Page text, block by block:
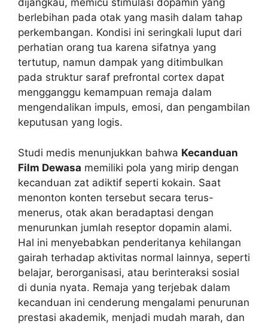
dijangkau, memicu stimulasi dopamin yang
berlebihan pada otak yang masih dalam tahap
perkembangan. Kondisi ini seringkali luput dari
perhatian orang tua karena sifatnya yang
tertutup, namun dampak yang ditimbulkan
pada struktur saraf prefrontal cortex dapat
mengganggu kemampuan remaja dalam
mengendalikan impuls, emosi, dan pengambilan
keputusan yang logis.
Studi medis menunjukkan bahwa Kecanduan
Film Dewasa memiliki pola yang mirip dengan
kecanduan zat adiktif seperti kokain. Saat
menonton konten tersebut secara terus-
menerus, otak akan beradaptasi dengan
menurunkan jumlah reseptor dopamin alami.
Hal ini menyebabkan penderitanya kehilangan
gairah terhadap aktivitas normal lainnya, seperti
belajar, berorganisasi, atau berinteraksi sosial
di dunia nyata. Remaja yang terjebak dalam
kecanduan ini cenderung mengalami penurunan
prestasi akademik, menjadi mudah marah, dan